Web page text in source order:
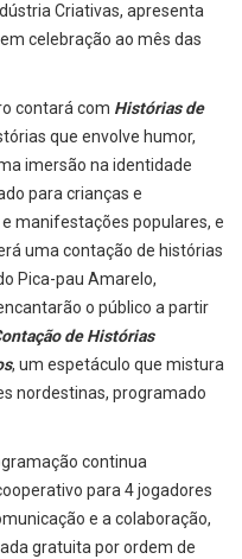
Criativas, apresenta
celebração ao mês das
contará com Histórias de
que envolve humor,
imersão na identidade
para crianças e
manifestações populares, e
uma contação de histórias
Pica-pau Amarelo,
o público a partir
de Histórias
, um espetáculo que mistura
nordestinas, programado
continua
para 4 jogadores
e a colaboração,
gratuita por ordem de